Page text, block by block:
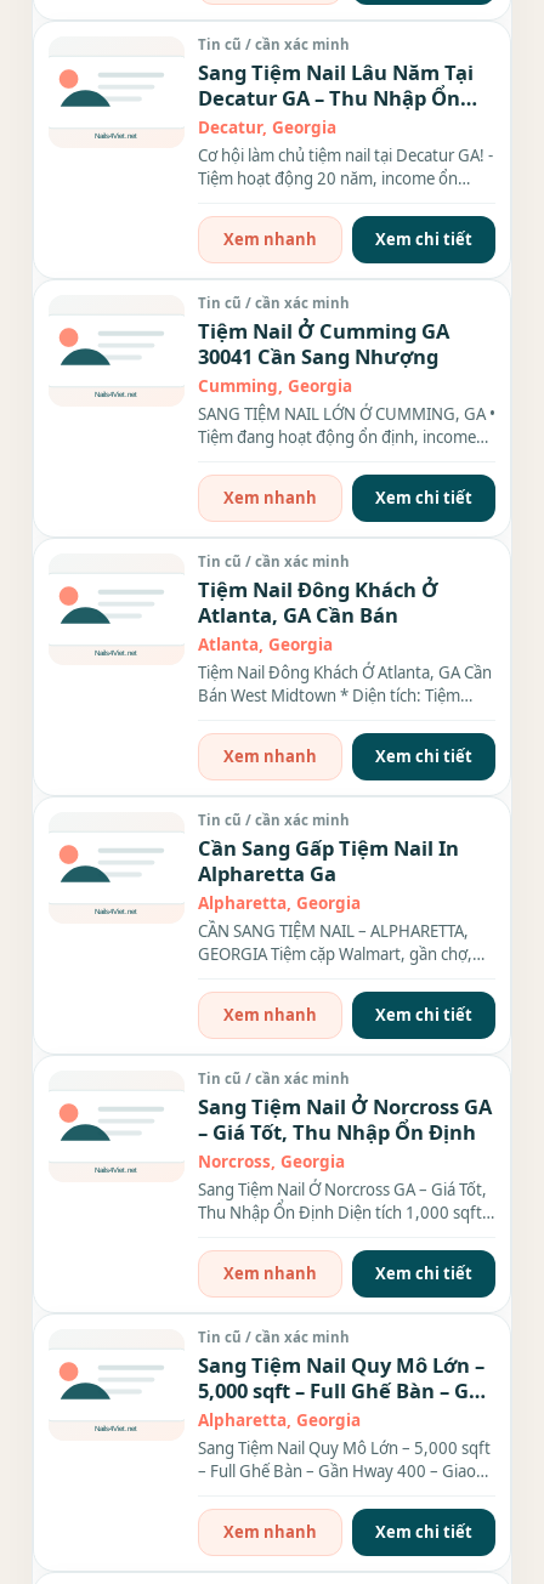
Tin cũ / cần xác minh
Sang Tiệm Nail Lâu Năm Tại
Decatur GA – Thu Nhập Ổn
Định, Rent Rẻ
Decatur, Georgia
Cơ hội làm chủ tiệm nail tại Decatur GA! -
Tiệm hoạt động 20 năm, income ổn
Xem nhanh
Xem chi tiết
Tin cũ / cần xác minh
Tiệm Nail Ở Cumming GA
30041 Cần Sang Nhượng
Cumming, Georgia
SANG TIỆM NAIL LỚN Ở CUMMING, GA •
Tiệm đang hoạt động ổn định, income
Xem nhanh
Xem chi tiết
Tin cũ / cần xác minh
Tiệm Nail Đông Khách Ở
Atlanta, GA Cần Bán
Atlanta, Georgia
Tiệm Nail Đông Khách Ở Atlanta, GA Cần
Bán West Midtown * Diện tích: Tiệm
Xem nhanh
Xem chi tiết
Tin cũ / cần xác minh
Cần Sang Gấp Tiệm Nail In
Alpharetta Ga
Alpharetta, Georgia
CẦN SANG TIỆM NAIL – ALPHARETTA,
GEORGIA Tiệm cặp Walmart, gần chợ,
Xem nhanh
Xem chi tiết
Tin cũ / cần xác minh
Sang Tiệm Nail Ở Norcross GA
– Giá Tốt, Thu Nhập Ổn Định
Norcross, Georgia
Sang Tiệm Nail Ở Norcross GA – Giá Tốt,
Thu Nhập Ổn Định Diện tích 1,000 sqft,
Xem nhanh
Xem chi tiết
Tin cũ / cần xác minh
Sang Tiệm Nail Quy Mô Lớn –
5,000 sqft – Full Ghế Bàn – Gần
Hway 400 – Giao Thông Siêu
Tiện
Alpharetta, Georgia
Sang Tiệm Nail Quy Mô Lớn – 5,000 sqft
– Full Ghế Bàn – Gần Hway 400 – Giao
Xem nhanh
Xem chi tiết